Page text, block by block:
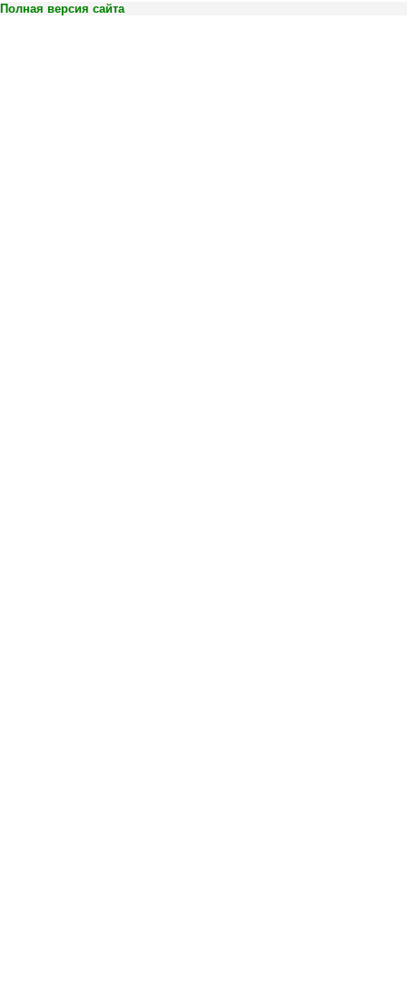
Полная версия сайта